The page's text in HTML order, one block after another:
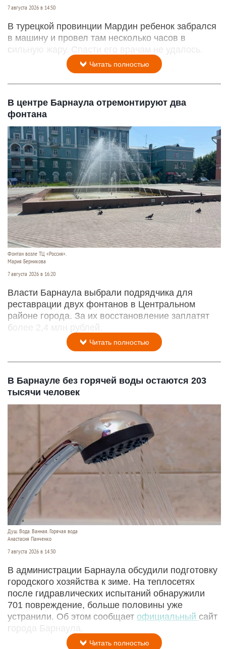
7 августа 2026 в 14:50
В турецкой провинции Мардин ребенок забрался
в машину и провел там несколько часов в
сильную жару. Спасти его врачам не удалось.
Читать полностью
В центре Барнаула отремонтируют два
фонтана
Фонтан возле ТЦ «Россия».
Мария Берникова
7 августа 2026 в 16:20
Власти Барнаула выбрали подрядчика для
реставрации двух фонтанов в Центральном
районе города. За их восстановление заплатят
более 2,4 млн рублей.
Читать полностью
В Барнауле без горячей воды остаются 203
тысячи человек
Душ. Вода. Ванная. Горячая вода
Анастасия Панченко
7 августа 2026 в 14:30
В администрации Барнаула обсудили подготовку
городского хозяйства к зиме. На теплосетях
после гидравлических испытаний обнаружили
701 повреждение, больше половины уже
устранили. Об этом сообщает официальный сайт
города Барнаула.
Читать полностью